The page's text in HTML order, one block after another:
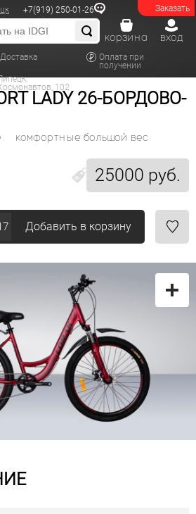
Заказать
+7(919) 250-01-26
Доставка
Оплата при
получении
102
вход
корзина
LADY 26-БОРДОВО-
25000 руб.
комфортные большой вес
Добавить в корзину